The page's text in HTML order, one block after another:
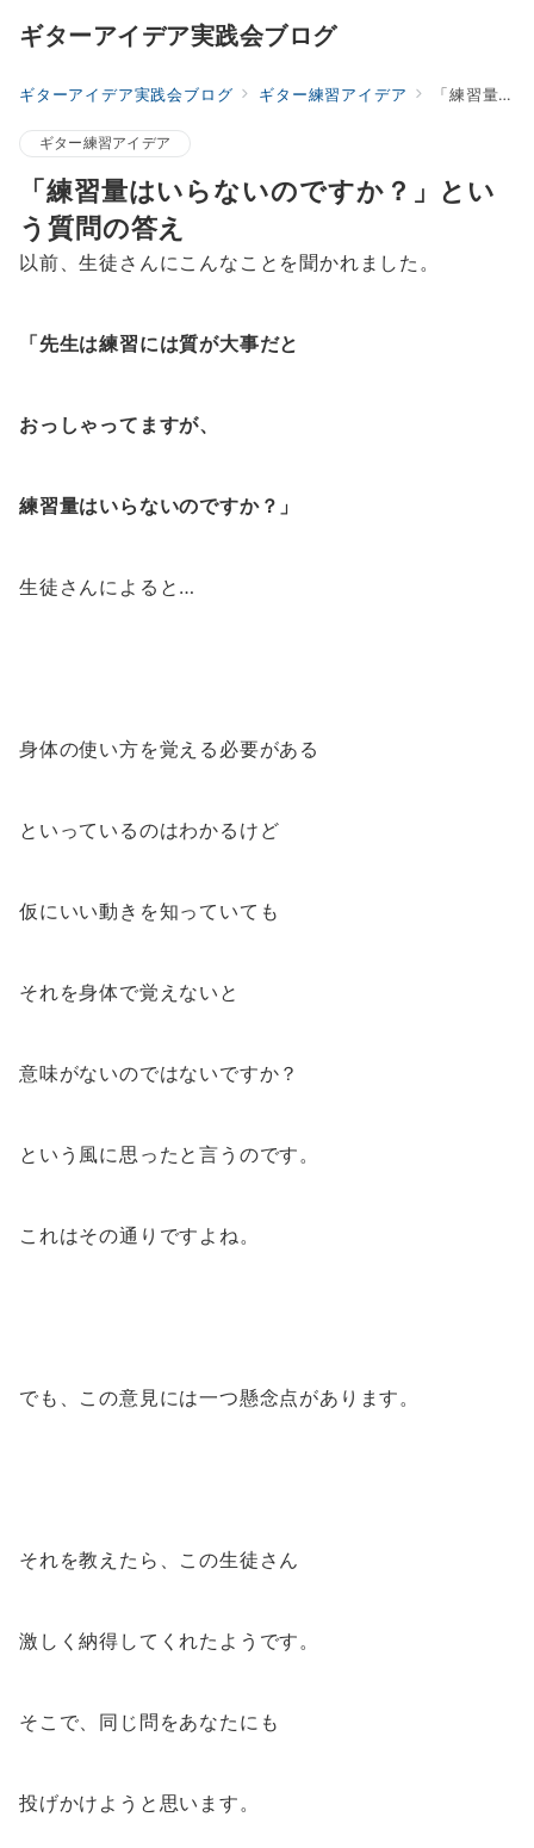
ギターアイデア実践会ブログ
ギターアイデア実践会ブログ ギター練習アイデア 「練習量はいらないのですか？」という質問の答え
ギター練習アイデア
「練習量はいらないのですか？」とい
う質問の答え
以前、生徒さんにこんなことを聞かれました。
「先生は練習には質が大事だと
おっしゃってますが、
練習量はいらないのですか？」
生徒さんによると…
身体の使い方を覚える必要がある
といっているのはわかるけど
仮にいい動きを知っていても
それを身体で覚えないと
意味がないのではないですか？
という風に思ったと言うのです。
これはその通りですよね。
でも、この意見には一つ懸念点があります。
それを教えたら、この生徒さん
激しく納得してくれたようです。
そこで、同じ問をあなたにも
投げかけようと思います。